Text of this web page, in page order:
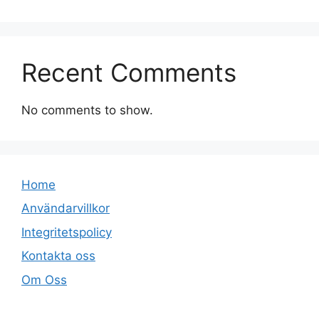
Recent Comments
No comments to show.
Home
Användarvillkor
Integritetspolicy
Kontakta oss
Om Oss